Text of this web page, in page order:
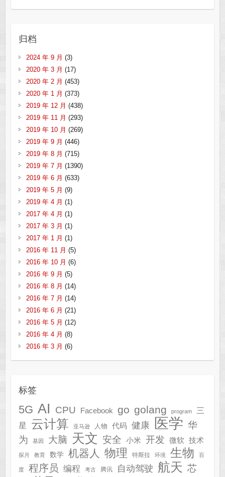
归档
2024 年 9 月 (3)
2020 年 3 月 (17)
2020 年 2 月 (453)
2020 年 1 月 (373)
2019 年 12 月 (438)
2019 年 11 月 (293)
2019 年 10 月 (269)
2019 年 9 月 (446)
2019 年 8 月 (715)
2019 年 7 月 (1390)
2019 年 6 月 (633)
2019 年 5 月 (9)
2019 年 4 月 (1)
2017 年 4 月 (1)
2017 年 3 月 (1)
2017 年 1 月 (1)
2016 年 11 月 (5)
2016 年 10 月 (6)
2016 年 9 月 (5)
2016 年 8 月 (14)
2016 年 7 月 (14)
2016 年 6 月 (21)
2016 年 5 月 (12)
2016 年 4 月 (8)
2016 年 3 月 (6)
标签
5G AI CPU Facebook go golang program
三
星
云计算 亚马逊 人物 代码 健康 医学 华
为
基因 大脑 天文 安全 小米 开发 微软 技术
探月 教育 数学 机器人 物理 特斯拉 环境 生物 百
度 程序员 编程 考古 腾讯 自动驾驶 航天 芯